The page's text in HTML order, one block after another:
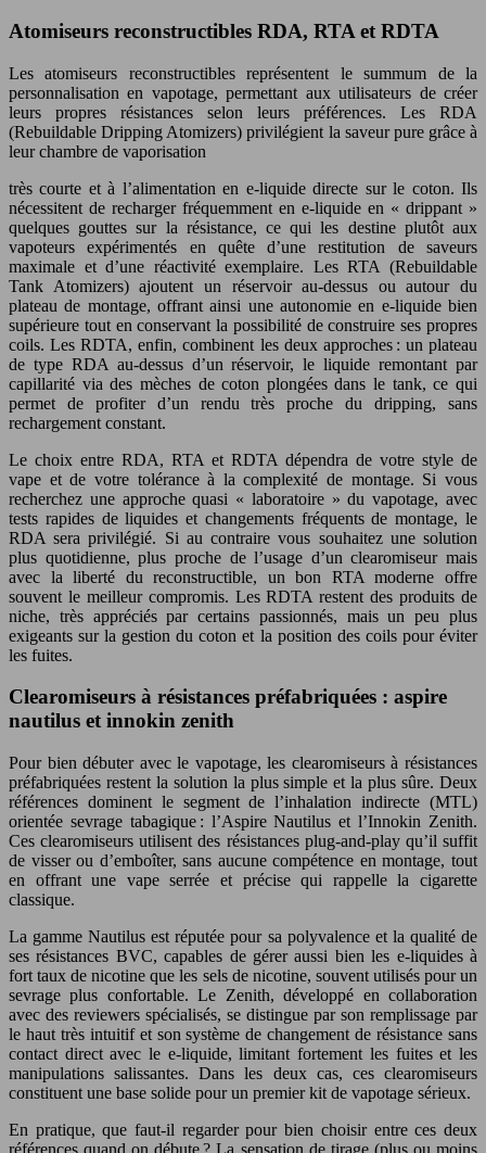
Atomiseurs reconstructibles RDA, RTA et RDTA
Les atomiseurs reconstructibles représentent le summum de la
personnalisation en vapotage, permettant aux utilisateurs de créer
leurs propres résistances selon leurs préférences. Les RDA
(Rebuildable Dripping Atomizers) privilégient la saveur pure grâce à
leur chambre de vaporisation
très courte et à l’alimentation en e-liquide directe sur le coton. Ils
nécessitent de recharger fréquemment en e-liquide en « drippant »
quelques gouttes sur la résistance, ce qui les destine plutôt aux
vapoteurs expérimentés en quête d’une restitution de saveurs
maximale et d’une réactivité exemplaire. Les RTA (Rebuildable
Tank Atomizers) ajoutent un réservoir au-dessus ou autour du
plateau de montage, offrant ainsi une autonomie en e-liquide bien
supérieure tout en conservant la possibilité de construire ses propres
coils. Les RDTA, enfin, combinent les deux approches : un plateau
de type RDA au-dessus d’un réservoir, le liquide remontant par
capillarité via des mèches de coton plongées dans le tank, ce qui
permet de profiter d’un rendu très proche du dripping, sans
rechargement constant.
Le choix entre RDA, RTA et RDTA dépendra de votre style de
vape et de votre tolérance à la complexité de montage. Si vous
recherchez une approche quasi « laboratoire » du vapotage, avec
tests rapides de liquides et changements fréquents de montage, le
RDA sera privilégié. Si au contraire vous souhaitez une solution
plus quotidienne, plus proche de l’usage d’un clearomiseur mais
avec la liberté du reconstructible, un bon RTA moderne offre
souvent le meilleur compromis. Les RDTA restent des produits de
niche, très appréciés par certains passionnés, mais un peu plus
exigeants sur la gestion du coton et la position des coils pour éviter
les fuites.
Clearomiseurs à résistances préfabriquées : aspire
nautilus et innokin zenith
Pour bien débuter avec le vapotage, les clearomiseurs à résistances
préfabriquées restent la solution la plus simple et la plus sûre. Deux
références dominent le segment de l’inhalation indirecte (MTL)
orientée sevrage tabagique : l’Aspire Nautilus et l’Innokin Zenith.
Ces clearomiseurs utilisent des résistances plug-and-play qu’il suffit
de visser ou d’emboîter, sans aucune compétence en montage, tout
en offrant une vape serrée et précise qui rappelle la cigarette
classique.
La gamme Nautilus est réputée pour sa polyvalence et la qualité de
ses résistances BVC, capables de gérer aussi bien les e-liquides à
fort taux de nicotine que les sels de nicotine, souvent utilisés pour un
sevrage plus confortable. Le Zenith, développé en collaboration
avec des reviewers spécialisés, se distingue par son remplissage par
le haut très intuitif et son système de changement de résistance sans
contact direct avec le e-liquide, limitant fortement les fuites et les
manipulations salissantes. Dans les deux cas, ces clearomiseurs
constituent une base solide pour un premier kit de vapotage sérieux.
En pratique, que faut-il regarder pour bien choisir entre ces deux
références quand on débute ? La sensation de tirage (plus ou moins